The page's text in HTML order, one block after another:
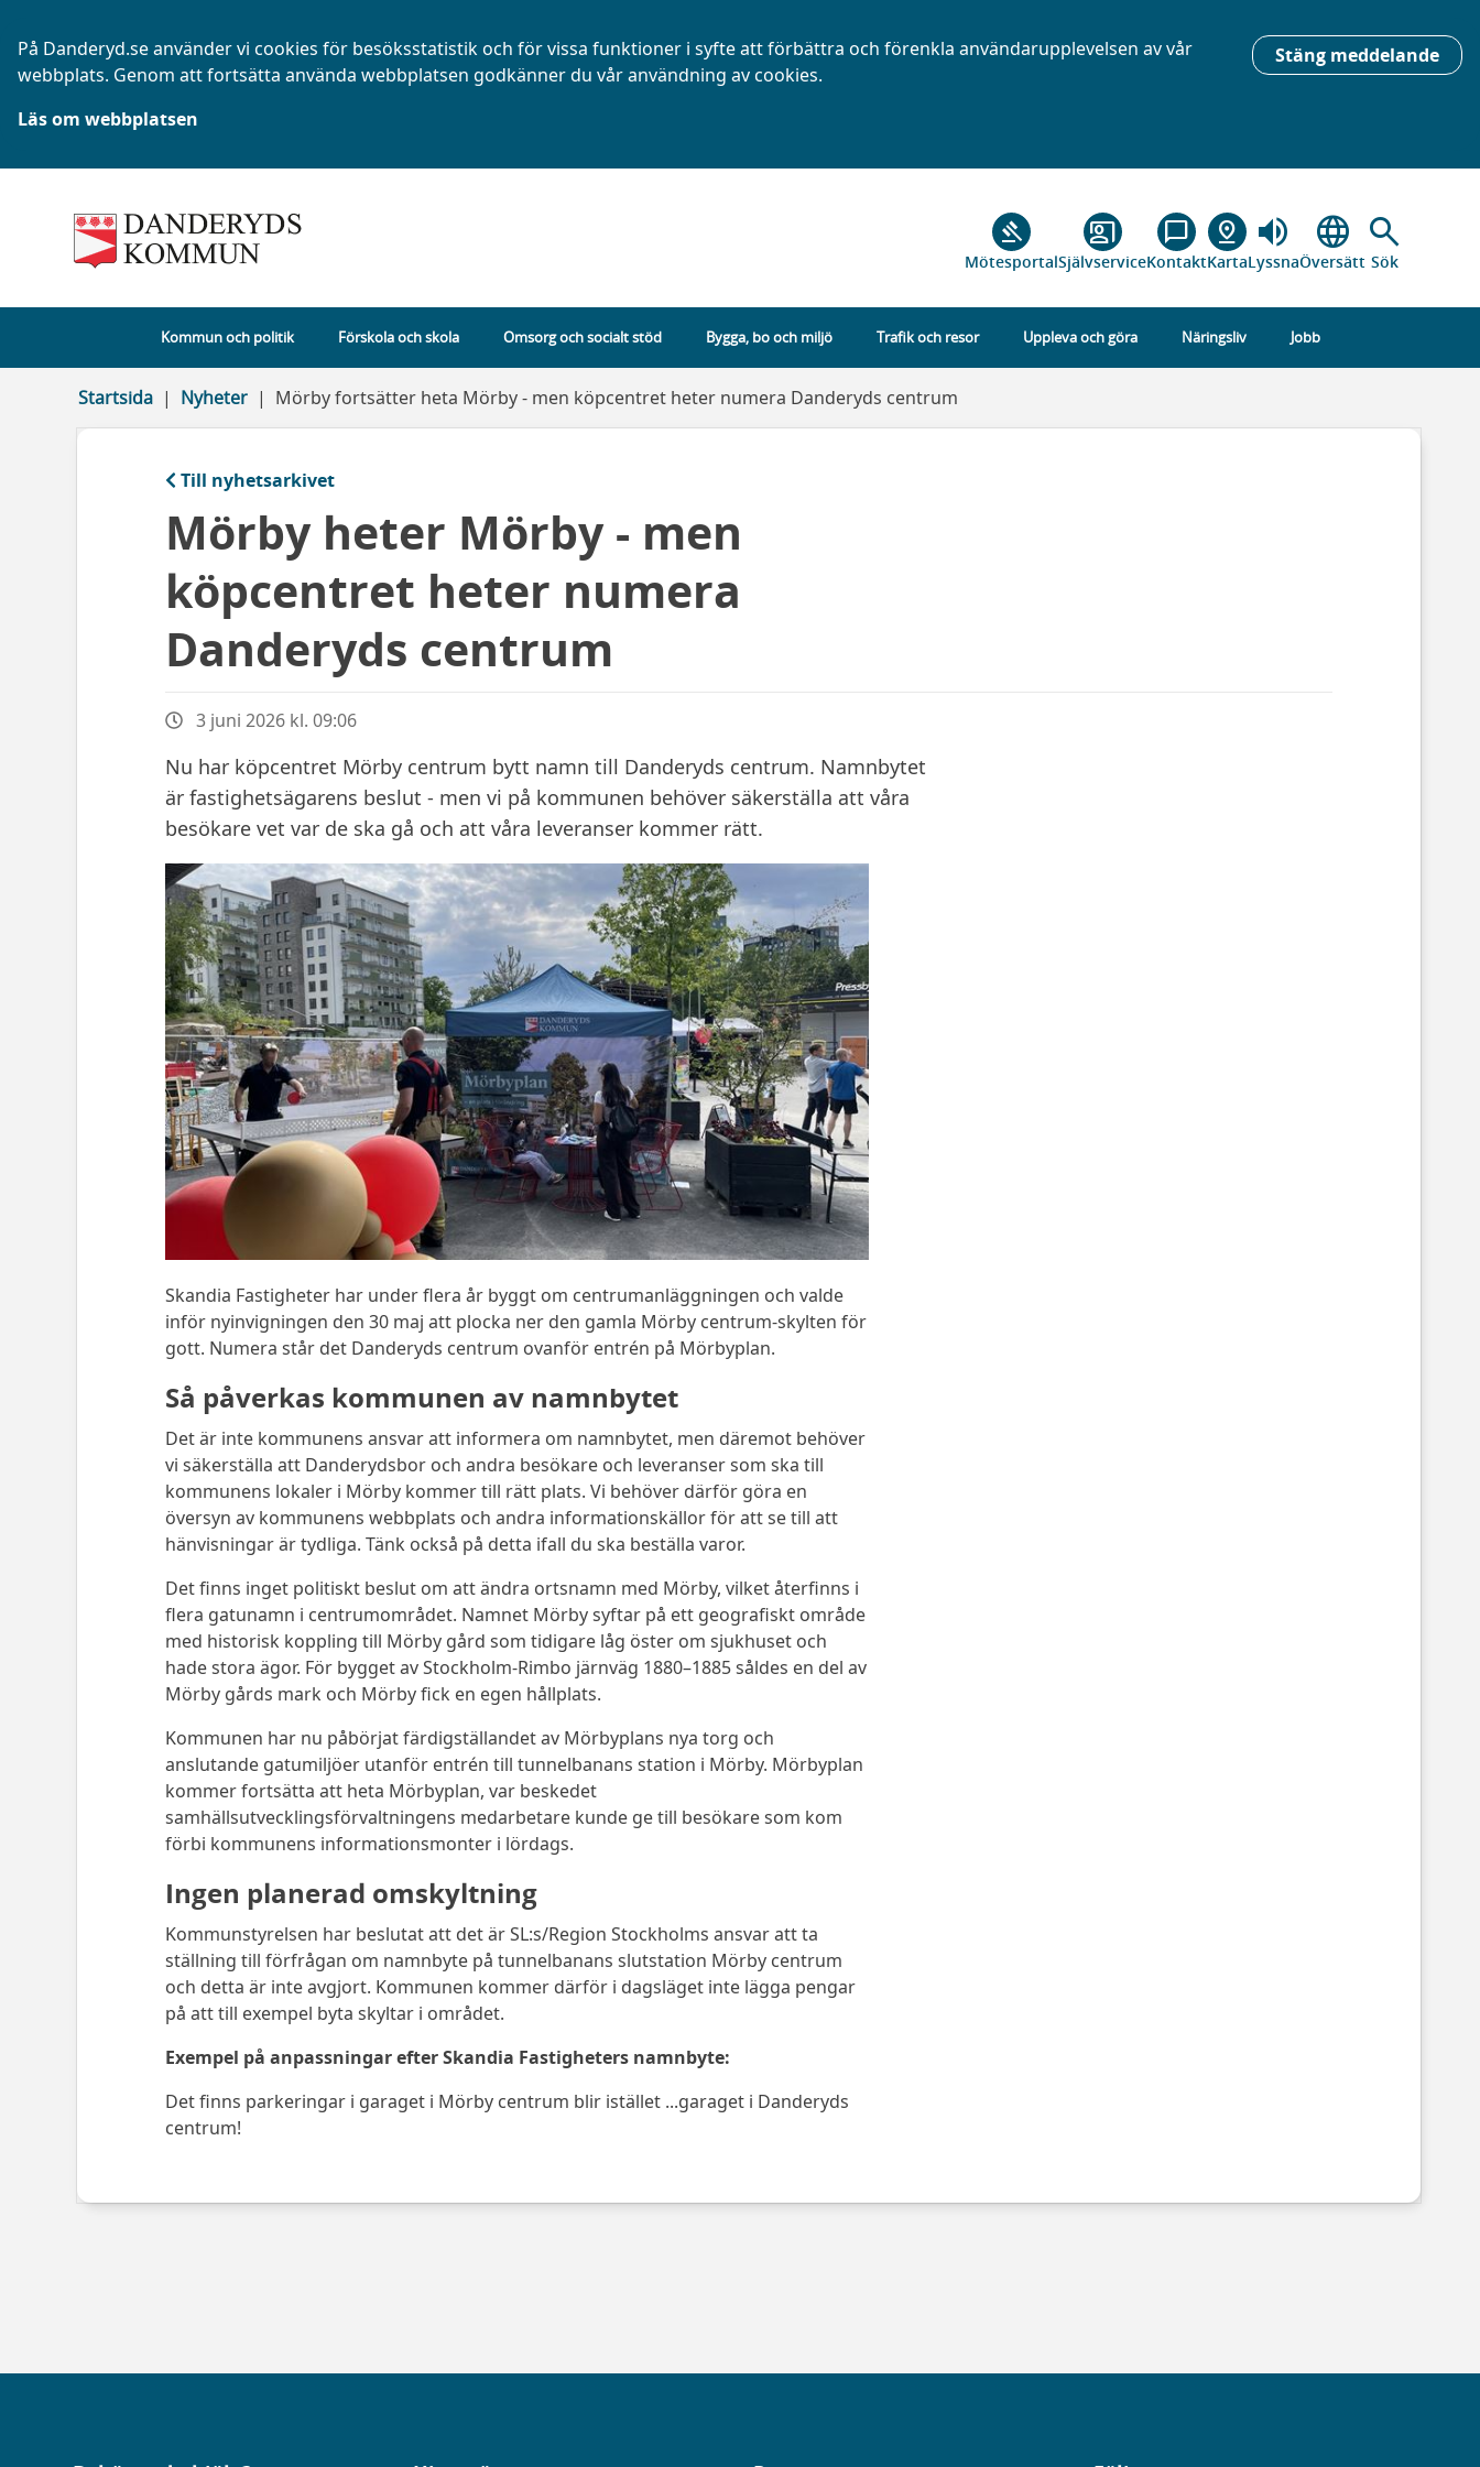
Stäng meddelande
På Danderyd.se använder vi cookies för besöksstatistik och för vissa funktioner i syfte att förbättra och förenkla användarupplevelsen av vår
webbplats. Genom att fortsätta använda webbplatsen godkänner du vår användning av cookies.
Läs om webbplatsen
gavel
Mötesportal
co_present
Självservice
chat_bubble_outline
Kontakt
pin_drop
Karta
volume_up
Lyssna
language
Översätt
search
Sök
Kommun och politik Förskola och skola Omsorg och socialt stöd Bygga, bo och miljö Trafik och resor Uppleva och göra Näringsliv Jobb
Startsida Nyheter Mörby fortsätter heta Mörby - men köpcentret heter numera Danderyds centrum
Till nyhetsarkivet
Mörby heter Mörby - men
köpcentret heter numera
Danderyds centrum
3 juni 2026 kl. 09:06
Nu har köpcentret Mörby centrum bytt namn till Danderyds centrum. Namnbytet
är fastighetsägarens beslut - men vi på kommunen behöver säkerställa att våra
besökare vet var de ska gå och att våra leveranser kommer rätt.
Skandia Fastigheter har under flera år byggt om centrumanläggningen och valde
inför nyinvigningen den 30 maj att plocka ner den gamla Mörby centrum-skylten för
gott. Numera står det Danderyds centrum ovanför entrén på Mörbyplan.
Så påverkas kommunen av namnbytet
Det är inte kommunens ansvar att informera om namnbytet, men däremot behöver
vi säkerställa att Danderydsbor och andra besökare och leveranser som ska till
kommunens lokaler i Mörby kommer till rätt plats. Vi behöver därför göra en
översyn av kommunens webbplats och andra informationskällor för att se till att
hänvisningar är tydliga. Tänk också på detta ifall du ska beställa varor.
Det finns inget politiskt beslut om att ändra ortsnamn med Mörby, vilket återfinns i
flera gatunamn i centrumområdet. Namnet Mörby syftar på ett geografiskt område
med historisk koppling till Mörby gård som tidigare låg öster om sjukhuset och
hade stora ägor. För bygget av Stockholm-Rimbo järnväg 1880–1885 såldes en del av
Mörby gårds mark och Mörby fick en egen hållplats.
Kommunen har nu påbörjat färdigställandet av Mörbyplans nya torg och
anslutande gatumiljöer utanför entrén till tunnelbanans station i Mörby. Mörbyplan
kommer fortsätta att heta Mörbyplan, var beskedet
samhällsutvecklingsförvaltningens medarbetare kunde ge till besökare som kom
förbi kommunens informationsmonter i lördags.
Ingen planerad omskyltning
Kommunstyrelsen har beslutat att det är SL:s/Region Stockholms ansvar att ta
ställning till förfrågan om namnbyte på tunnelbanans slutstation Mörby centrum
och detta är inte avgjort. Kommunen kommer därför i dagsläget inte lägga pengar
på att till exempel byta skyltar i området.
Exempel på anpassningar efter Skandia Fastigheters namnbyte:
Det finns parkeringar i garaget i Mörby centrum blir istället ...garaget i Danderyds
centrum!